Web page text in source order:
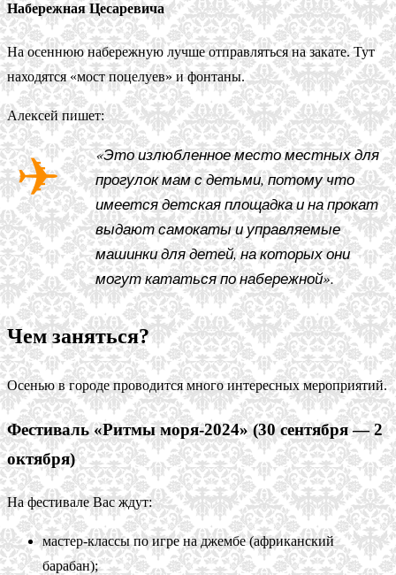
Набережная Цесаревича
На осеннюю набережную лучше отправляться на закате. Тут
находятся «мост поцелуев» и фонтаны.
Алексей пишет:
«Это излюбленное место местных для
прогулок мам с детьми, потому что
имеется детская площадка и на прокат
выдают самокаты и управляемые
машинки для детей, на которых они
могут кататься по набережной».
Чем заняться?
Осенью в городе проводится много интересных мероприятий.
Фестиваль «Ритмы моря-2024» (30 сентября — 2
октября)
На фестивале Вас ждут:
мастер-классы по игре на джембе (африканский
барабан);